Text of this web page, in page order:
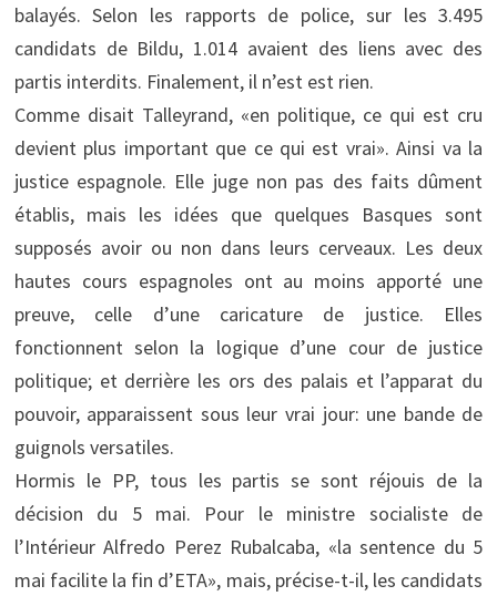
balayés. Selon les rapports de police, sur les 3.495
candidats de Bildu, 1.014 avaient des liens avec des
partis interdits. Finalement, il n’est est rien.
Comme disait Talleyrand, «en politique, ce qui est cru
devient plus important que ce qui est vrai». Ainsi va la
justice espagnole. Elle juge non pas des faits dûment
établis, mais les idées que quelques Basques sont
supposés avoir ou non dans leurs cerveaux. Les deux
hautes cours espagnoles ont au moins apporté une
preuve, celle d’une caricature de justice. Elles
fonctionnent selon la logique d’une cour de justice
politique; et derrière les ors des palais et l’apparat du
pouvoir, apparaissent sous leur vrai jour: une bande de
guignols versatiles.
Hormis le PP, tous les partis se sont réjouis de la
décision du 5 mai. Pour le ministre socialiste de
l’Intérieur Alfredo Perez Rubalcaba, «la sentence du 5
mai facilite la fin d’ETA», mais, précise-t-il, les candidats